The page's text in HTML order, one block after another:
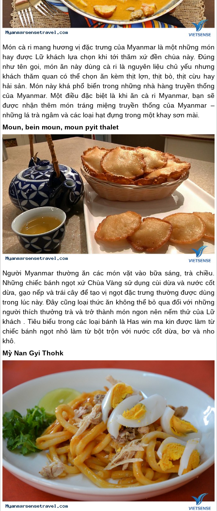
Món cà ri mang hương vị đặc trưng của Myanmarlà một những món
hay được Lữ khách lựa chọn khi tới thăm xứ đền chùa này. Đúng
như tên gọi, món ăn này dùng cà ri là nguyên liệu chủ yếu nhưng
khách thăm quan có thể chọn ăn kèm thịt lợn, thịt bò, thịt cừu hay
hải sản. Món này khá phổ biến trong những nhà hàng truyền thống
của Myanmar. Một điều đặc biệt là khi ăn cà ri Myanmar, bạn sẽ
được nhận thêm món tráng miệng truyền thống của Myanmar –
những lá trà ngâm và các loại hạt đựng trong một khay sơn mài.
Moun, bein moun, moun pyit thalet
Người Myanmarthường ăn các món vặt vào bữa sáng, trà chiều.
Những chiếc bánh ngọt xứ Chùa Vàng sử dụng cùi dừa và nước cốt
dừa, gạo nếp và trái cây để tạo vị ngọt đặc trưng thường được dùng
trong lúc này. Đây cũng loại thức ăn không thể bỏ qua đối với những
người thích thưởng trà và trở thành món ngon nên nếm thử của Lữ
khách . Tiêu biểu trong các loại bánh là Has win ma kin được làm từ
chiếc bánh ngọt nhỏ làm từ bột trộn với nước cốt dừa, bơ và nho
khô.
Mỳ Nan Gyi Thohk